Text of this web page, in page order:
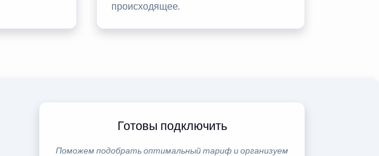
происходящее.
Готовы подключить
Поможем подобрать оптимальный тариф и организуем